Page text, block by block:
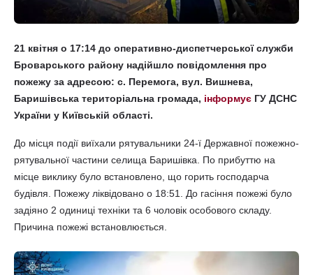
21 квітня о 17:14 до оперативно-диспетчерської служби
Броварського району надійшло повідомлення про
пожежу за адресою: с. Перемога, вул. Вишнева,
Баришівська територіальна громада, інформує ГУ ДСНС
України у Київській області.
До місця події виїхали рятувальники 24-ї Державної пожежно-
рятувальної частини селища Баришівка. По прибуттю на
місце виклику було встановлено, що горить господарча
будівля. Пожежу ліквідовано о 18:51. До гасіння пожежі було
задіяно 2 одиниці техніки та 6 чоловік особового складу.
Причина пожежі встановлюється.